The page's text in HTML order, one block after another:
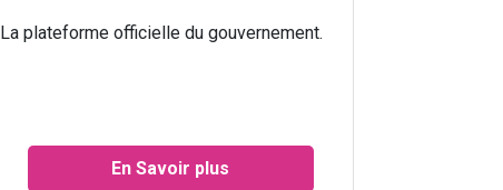
La plateforme officielle du gouvernement.
En Savoir plus